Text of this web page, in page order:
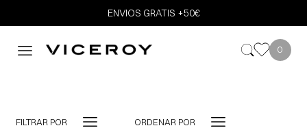
ENVIOS GRATIS +50€
0
FILTRAR POR ORDENAR POR